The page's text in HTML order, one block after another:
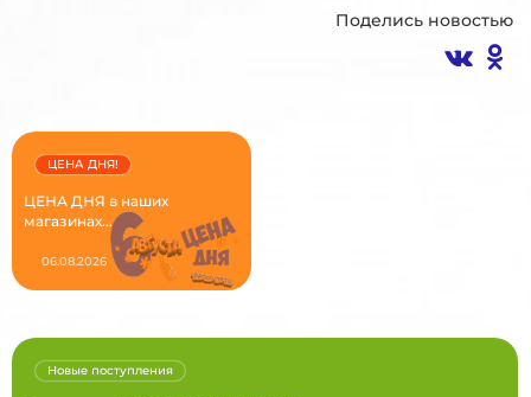
Поделись новостью
ЦЕНА ДНЯ в наших
магазинах...
ЦЕНА ДНЯ!
06.08.2026
Новые поступления